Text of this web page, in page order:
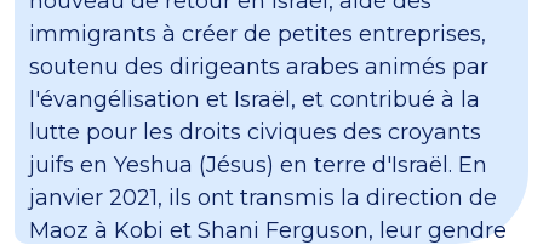
immigrants à créer de petites entreprises,
soutenu des dirigeants arabes animés par
l'évangélisation et Israël, et contribué à la
lutte pour les droits civiques des croyants
juifs en Yeshua (Jésus) en terre d'Israël. En
janvier 2021, ils ont transmis la direction de
Maoz à Kobi et Shani Ferguson, leur gendre